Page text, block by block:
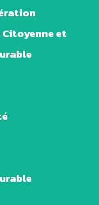
Citoyenne et